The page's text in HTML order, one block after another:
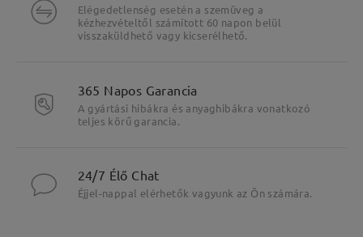
Elégedetlenség esetén a szemüveg a
kézhezvételtől számított 60 napon belül
visszaküldhető vagy kicserélhető.
365 Napos Garancia
A gyártási hibákra és anyaghibákra vonatkozó
teljes körű garancia.
24/7 Élő Chat
Éjjel-nappal elérhetők vagyunk az Ön számára.